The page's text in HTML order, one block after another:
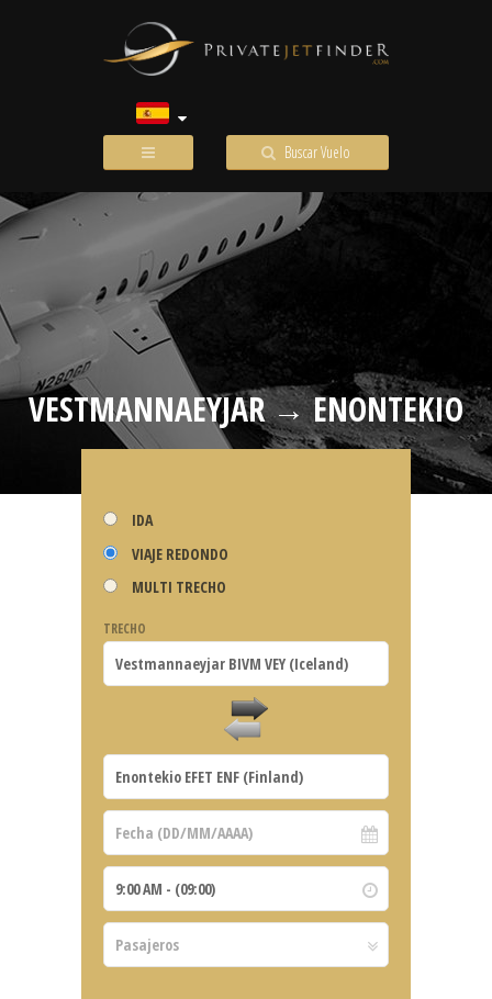
Buscar Vuelo
VESTMANNAEYJAR → ENONTEKIO
IDA
VIAJE REDONDO
MULTI TRECHO
TRECHO